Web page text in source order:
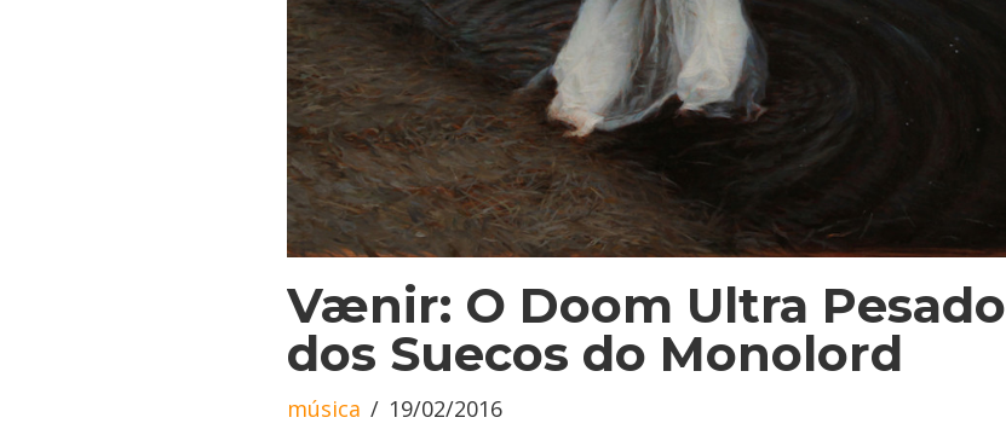
Vænir: O Doom Ultra Pesado
dos Suecos do Monolord
música 19/02/2016